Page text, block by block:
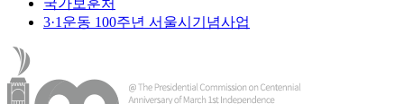
국가보훈처
3·1운동 100주년 서울시기념사업